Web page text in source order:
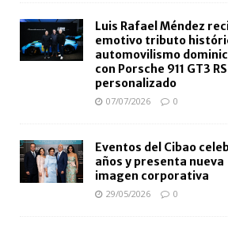
Luis Rafael Méndez
emotivo tributo
automovilismo
con Porsche 911 GT3 RS
personalizado
07/07/2026 0
Eventos del Cibao
años y presenta nueva
imagen corporativa
29/05/2026 0